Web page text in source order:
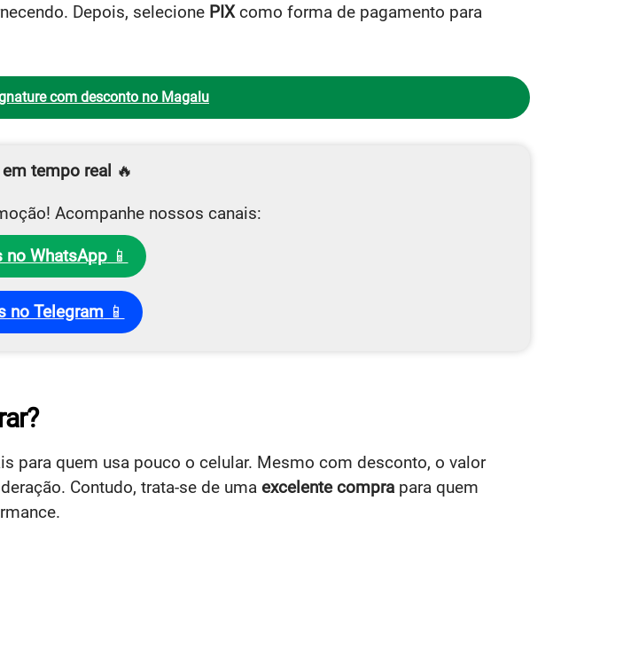
Depois, selecione PIXcomo forma de pagamento para
com desconto no Magalu
tempo real 🔥
Acompanhe nossos canais:
no WhatsApp📱
no Telegram📱
para quem usa pouco o celular. Mesmo com desconto, o valor
Contudo, trata-se de uma excelente compra para quem